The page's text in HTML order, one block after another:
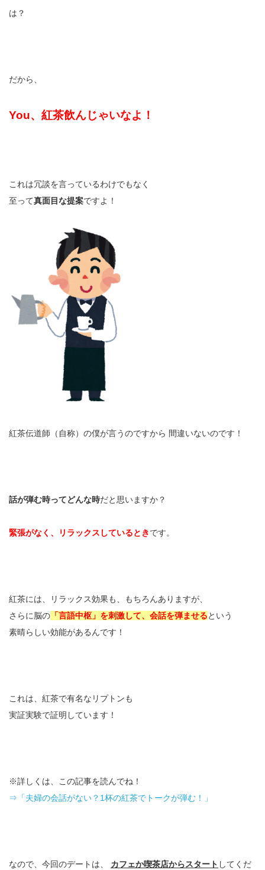
は？
だから、
You、紅茶飲んじゃいなよ！
これは冗談を言っているわけでもなく
至って真面目な提案ですよ！
紅茶伝道師（自称）の僕が言うのですから 間違いないのです！
話が弾む時ってどんな時だと思いますか？
緊張がなく、リラックスしているときです。
紅茶には、リラックス効果も、もちろんありますが、
さらに脳の 「言語中枢」を刺激して、会話を弾ませるという
素晴らしい効能があるんです！
これは、紅茶で有名なリプトンも
実証実験で証明しています！
※詳しくは、この記事を読んでね！
⇒「夫婦の会話がない？1杯の紅茶でトークが弾む！」
なので、今回のデートは、 カフェか喫茶店からスタート してくだ